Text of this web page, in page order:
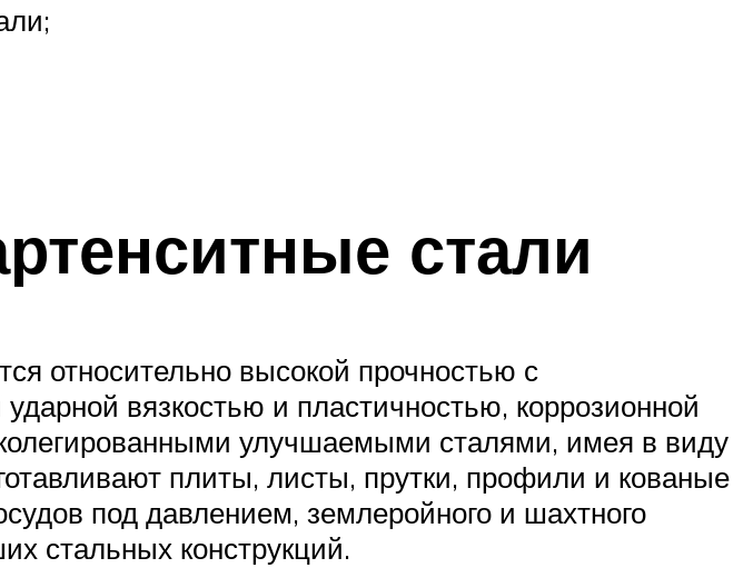
стали
относительно высокой прочностью с
вязкостью и пластичностью, коррозионной
улучшаемыми сталями, имея в виду
плиты, листы, прутки, профили и кованые
под давлением, землеройного и шахтного
стальных конструкций.